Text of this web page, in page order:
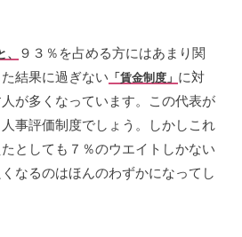
９３％を占める方にはあまり関
結果に過ぎない 「賃金制度」 に対
が多くなっています。この代表が
事評価制度でしょう。しかしこれ
としても７％のウエイトしかない
なるのはほんのわずかになってし